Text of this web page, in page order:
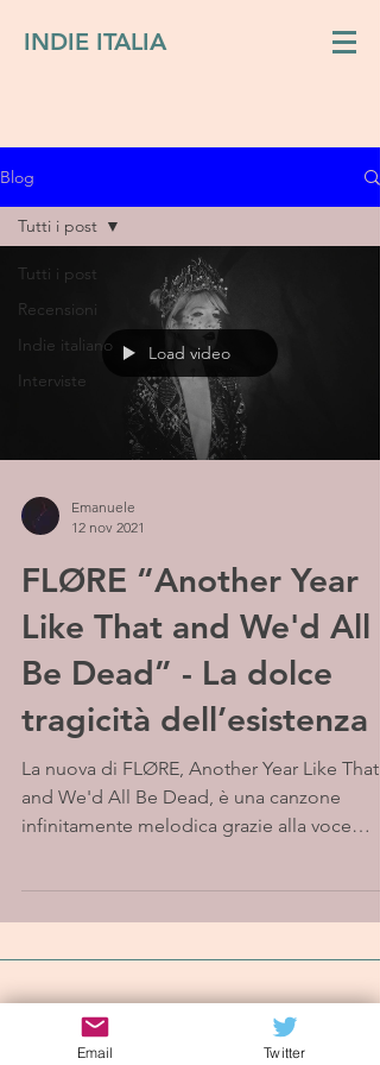
INDIE ITALIA
Blog
Tutti i post
Recensioni
Indie italiano
Interviste
Tutti i post
Load video
Emanuele
12 nov 2021
FLØRE “Another Year
Like That and We'd All
Be Dead” - La dolce
tragicità dell’esistenza
La nuova di FLØRE, Another Year Like That
and We'd All Be Dead, è una canzone
infinitamente melodica grazie alla voce
Iscriviti alla mailing list
Email Twitter